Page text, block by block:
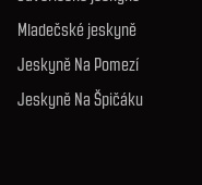
Mladečské jeskyně
Jeskyně Na Pomezí
Jeskyně Na Špičáku